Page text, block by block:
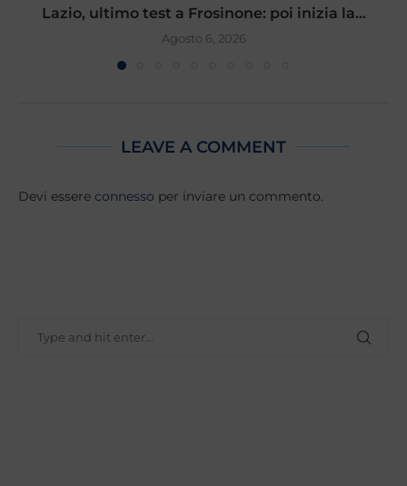
Lazio, ultimo test a Frosinone: poi inizia la...
Agosto 6, 2026
LEAVE A COMMENT
Devi essere connesso per inviare un commento.